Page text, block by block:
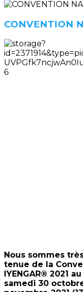
CONVENTION
Nous sommes
tenue de la
IYENGAR® 2021
samedi 30